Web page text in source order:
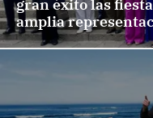
gran éxito las
amplia